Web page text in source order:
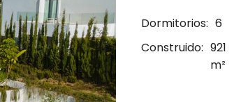
Dormitorios: 6
Construido: 921
m²